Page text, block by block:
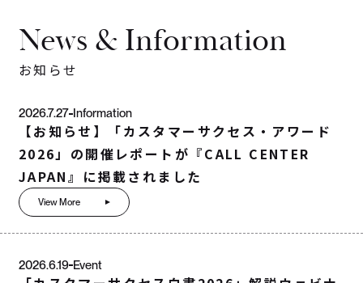
News & Information
お知らせ
2026.7.27 Information
【お知らせ】「カスタマーサクセス・アワード
2026」の開催レポートが『CALL CENTER
JAPAN』に掲載されました
View More
2026.6.19 Event